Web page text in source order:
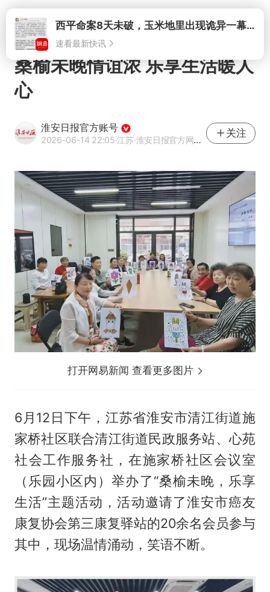
打开
桑榆未晚情谊浓 乐享生活暖人
心
淮安日报官方账号
2026-06-14 22:05·江苏·淮安日报官方网易号
关注
打开网易新闻 查看更多图片
6月12日下午，江苏省淮安市清江街道施
家桥社区联合清江街道民政服务站、心苑
社会工作服务社，在施家桥社区会议室
（乐园小区内）举办了“桑榆未晚，乐享
生活”主题活动，活动邀请了淮安市癌友
康复协会第三康复驿站的20余名会员参与
其中，现场温情涌动，笑语不断。